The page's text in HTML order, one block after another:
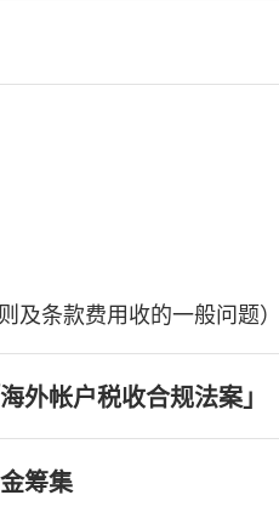
及条款费用收的一般问题）
外帐户税收合规法案」
筹集